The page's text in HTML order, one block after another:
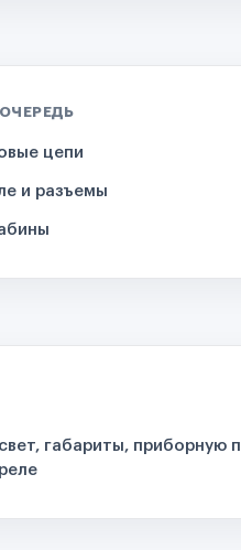
цепи
и разъемы
габариты, приборную